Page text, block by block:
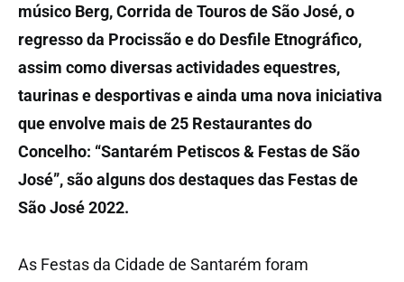
músico Berg, Corrida de Touros de São José, o
regresso da Procissão e do Desfile Etnográfico,
assim como diversas actividades equestres,
taurinas e desportivas e ainda uma nova iniciativa
que envolve mais de 25 Restaurantes do
Concelho: “Santarém Petiscos & Festas de São
José”, são alguns dos destaques das Festas de
São José 2022.
As Festas da Cidade de Santarém foram